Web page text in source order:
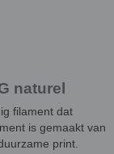
naturel
filament dat
is gemaakt van
print.